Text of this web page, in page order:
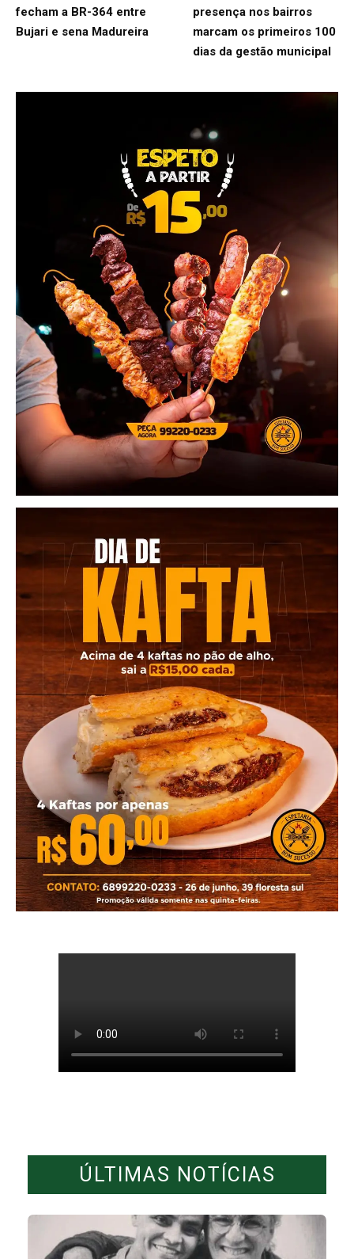
fecham a BR-364 entre
Bujari e sena Madureira
presença nos bairros
marcam os primeiros 100
dias da gestão municipal
ÚLTIMAS NOTÍCIAS